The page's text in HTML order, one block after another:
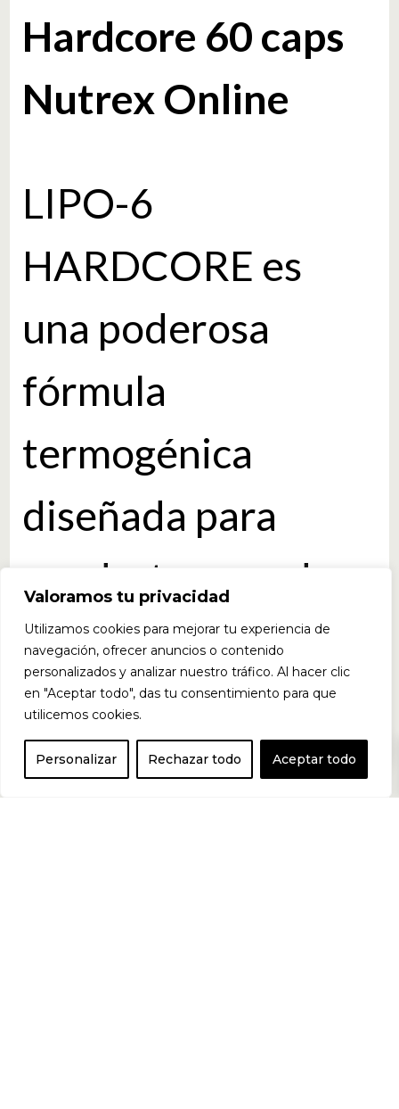
Valoramos tu privacidad
Utilizamos cookies para mejorar tu experiencia de
navegación, ofrecer anuncios o contenido
personalizados y analizar nuestro tráfico. Al hacer clic
en "Aceptar todo", das tu consentimiento para que
utilicemos cookies.
Personalizar Rechazar todo Aceptar todo
Hardcore 60 caps
Nutrex Online
LIPO-6
HARDCORE es
una poderosa
fórmula
termogénica
diseñada para
ayudarte a perder
grasa mientras
preservas el
músculo. Funciona